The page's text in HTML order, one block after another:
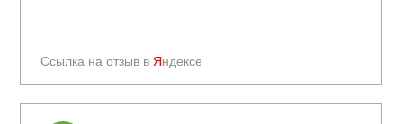
Ссылка на отзыв в Яндексе